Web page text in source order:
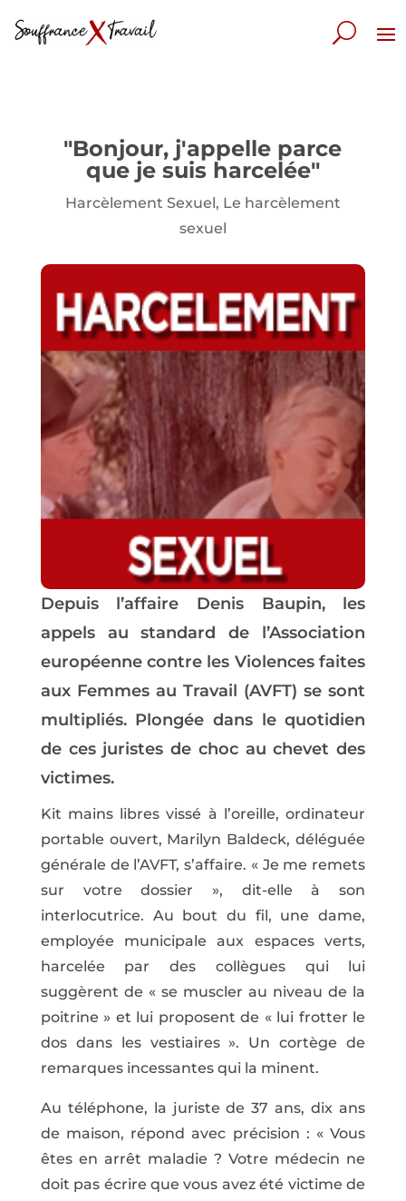
"Bonjour, j'appelle parce
que je suis harcelée"
Harcèlement Sexuel, Le harcèlement
sexuel
Depuis l’affaire Denis Baupin, les
appels au standard de l’Association
européenne contre les Violences faites
aux Femmes au Travail (AVFT) se sont
multipliés. Plongée dans le quotidien
de ces juristes de choc au chevet des
victimes.
Kit mains libres vissé à l’oreille, ordinateur
portable ouvert, Marilyn Baldeck, déléguée
générale de l’AVFT, s’affaire. « Je me remets
sur votre dossier », dit-elle à son
interlocutrice. Au bout du fil, une dame,
employée municipale aux espaces verts,
harcelée par des collègues qui lui
suggèrent de « se muscler au niveau de la
poitrine » et lui proposent de « lui frotter le
dos dans les vestiaires ». Un cortège de
remarques incessantes qui la minent.
Au téléphone, la juriste de 37 ans, dix ans
de maison, répond avec précision : « Vous
êtes en arrêt maladie ? Votre médecin ne
doit pas écrire que vous avez été victime de